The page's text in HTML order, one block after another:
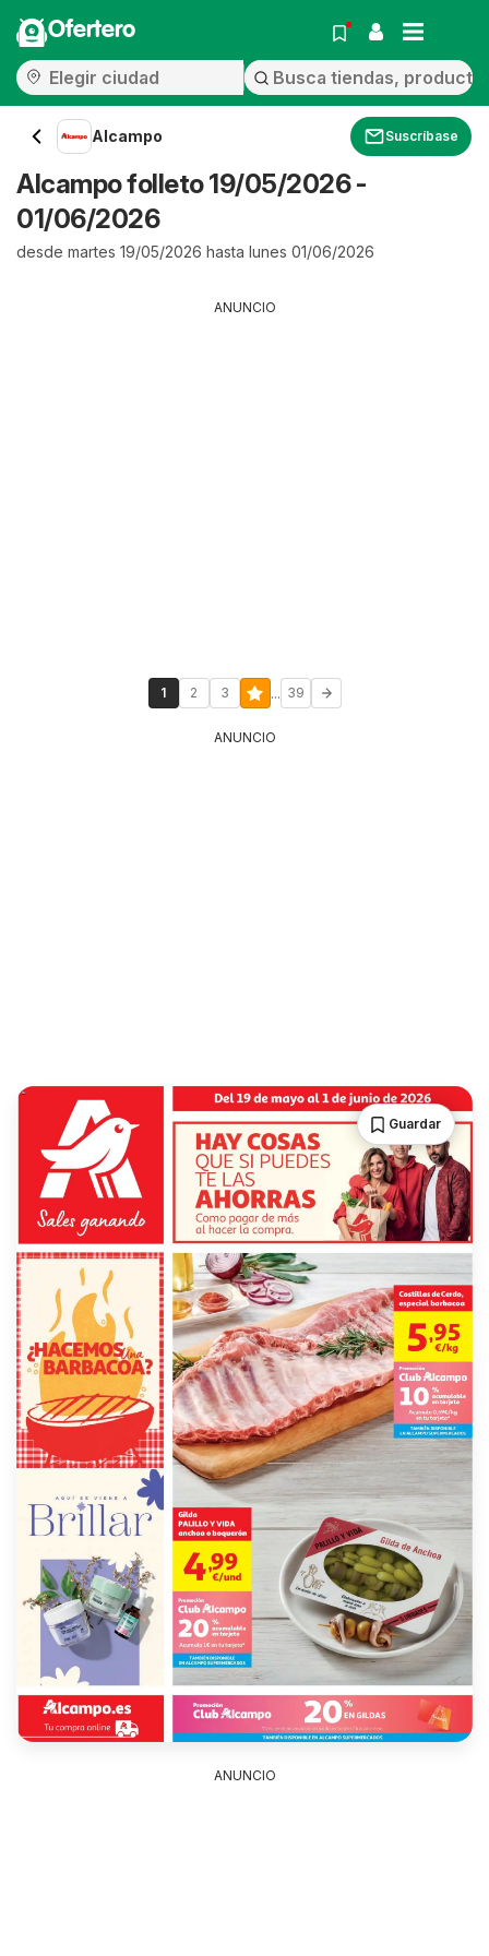
Ofertero
Alcampo Suscríbase
Alcampo folleto 19/05/2026 -
01/06/2026
desde martes 19/05/2026 hasta lunes 01/06/2026
ANUNCIO
1 2 3 ... 39
ANUNCIO
Guardar
ANUNCIO